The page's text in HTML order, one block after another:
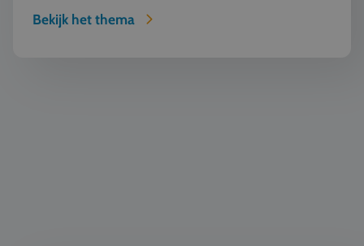
te beleven en...
Bekijk het thema